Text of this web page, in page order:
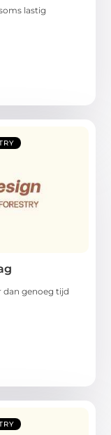
lastig
dan genoeg tijd